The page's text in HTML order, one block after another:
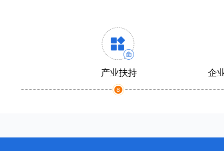
产业扶持 企